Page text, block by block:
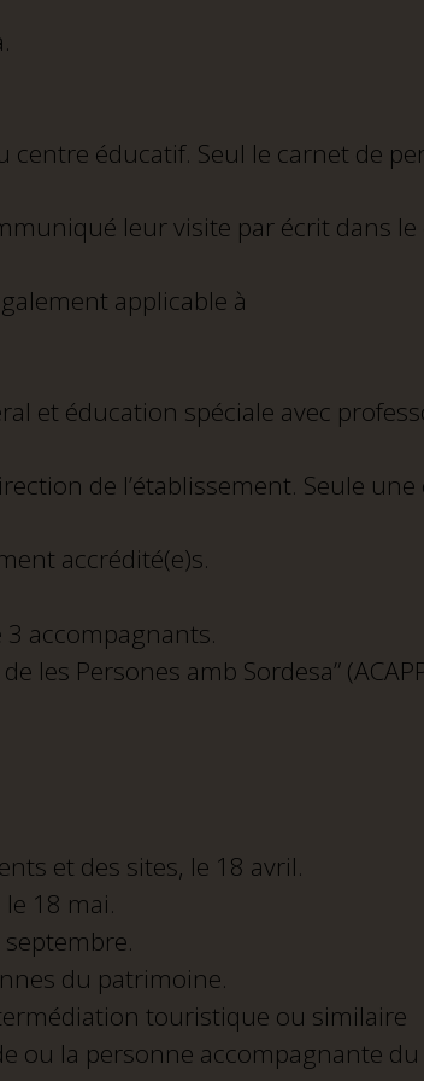
centre éducatif. Seul le carnet de
leur visite par écrit dans le
applicable à
et éducation spéciale avec
de l’établissement. Seule une
accrédité(e)s.
3 accompagnants.
les Persones amb Sordesa”
et des sites, le 18 avril.
18 mai.
du patrimoine.
touristique ou similaire
ou la personne accompagnante